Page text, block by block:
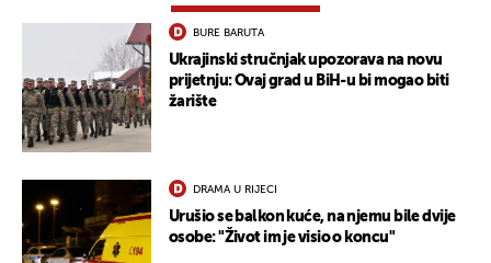
BURE BARUTA
Ukrajinski stručnjak upozorava na novu
prijetnju: Ovaj grad u BiH-u bi mogao biti
žarište
DRAMA U RIJECI
Urušio se balkon kuće, na njemu bile dvije
osobe: "Život im je visio o koncu"